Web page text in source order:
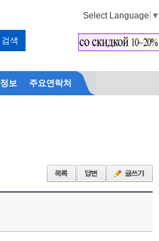
Select Language ▼
보 주요연락처